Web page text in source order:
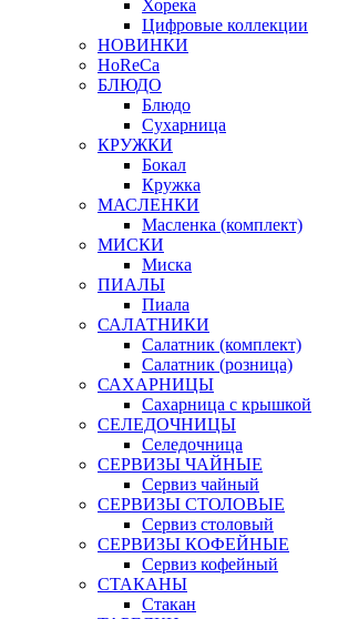
Хорека
Цифровые коллекции
НОВИНКИ
HoReCa
БЛЮДО
Блюдо
Сухарница
КРУЖКИ
Бокал
Кружка
МАСЛЕНКИ
Масленка (комплект)
МИСКИ
Миска
ПИАЛЫ
Пиала
САЛАТНИКИ
Салатник (комплект)
Салатник (розница)
САХАРНИЦЫ
Сахарница с крышкой
СЕЛЕДОЧНИЦЫ
Селедочница
СЕРВИЗЫ ЧАЙНЫЕ
Сервиз чайный
СЕРВИЗЫ СТОЛОВЫЕ
Сервиз столовый
СЕРВИЗЫ КОФЕЙНЫЕ
Сервиз кофейный
СТАКАНЫ
Стакан